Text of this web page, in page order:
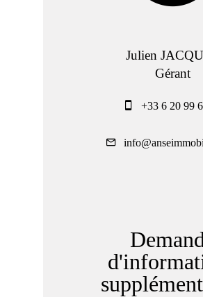
Julien
Gérant
+33 6 20 99